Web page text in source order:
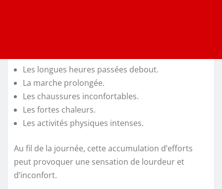
Les longues heures passées debout.
La marche prolongée.
Les chaussures inconfortables.
Les fortes chaleurs.
Les activités physiques intenses.
Au fil de la journée, cette accumulation d’efforts
peut provoquer une sensation de lourdeur et
d’inconfort.